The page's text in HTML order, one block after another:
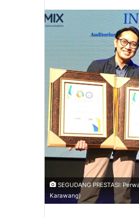
SEGUDANG PRESTASI:
Karawang)